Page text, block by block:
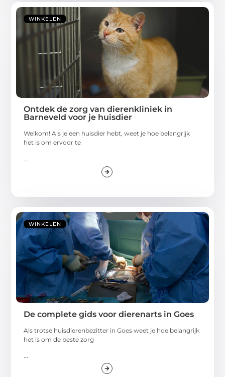
WINKELEN
Ontdek de zorg van dierenkliniek in
Barneveld voor je huisdier
Welkom! Als je een huisdier hebt, weet je hoe belangrijk
het is om ervoor te
WINKELEN
De complete gids voor dierenarts in Goes
Als trotse huisdierenbezitter in Goes weet je hoe belangrijk
het is om de beste zorg
...